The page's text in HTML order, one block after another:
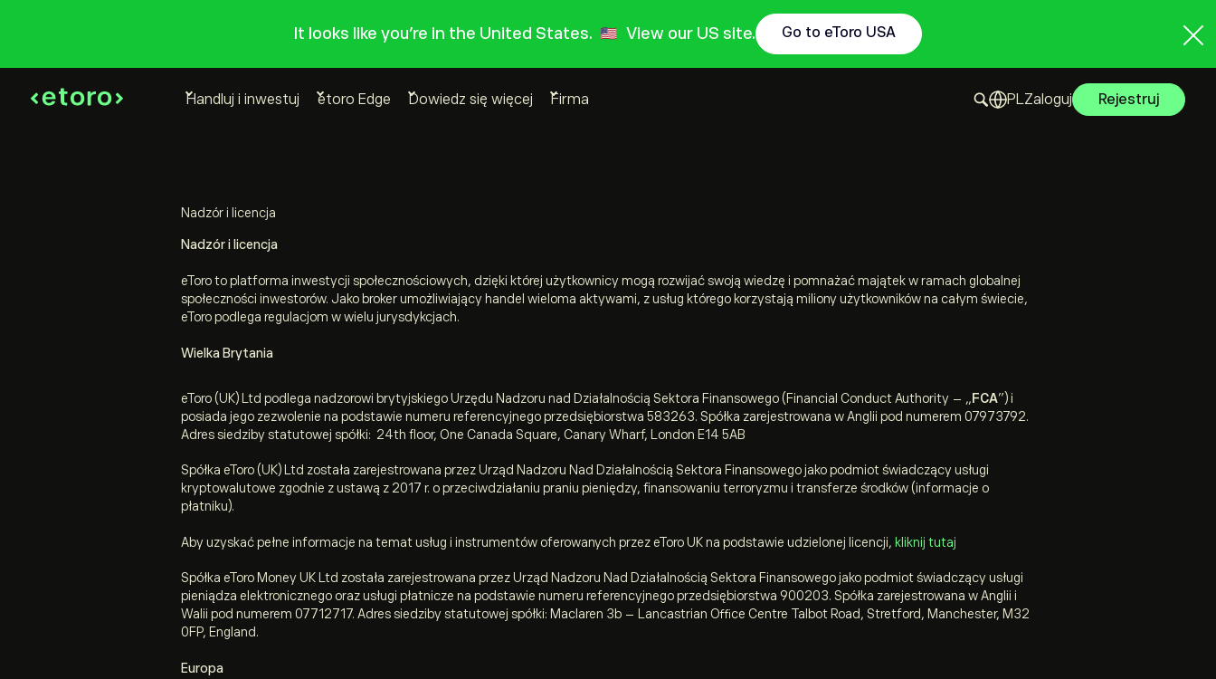
It looks like you're in the United States. View our US site. Go to eToro USA
Handluj i inwestuj etoro Edge Dowiedz się więcej Firma Zaloguj Rejestruj
Nadzór i licencja
Nadzór i licencja
eToro to platforma inwestycji społecznościowych, dzięki której użytkownicy mogą rozwijać swoją wiedzę i pomnażać majątek w ramach globalnej
społeczności inwestorów. Jako broker umożliwiający handel wieloma aktywami, z usług którego korzystają miliony użytkowników na całym świecie,
eToro podlega regulacjom w wielu jurysdykcjach.
Wielka Brytania
eToro (UK) Ltd podlega nadzorowi brytyjskiego Urzędu Nadzoru nad Działalnością Sektora Finansowego (Financial Conduct Authority – „FCA”) i
posiada jego zezwolenie na podstawie numeru referencyjnego przedsiębiorstwa 583263. Spółka zarejestrowana w Anglii pod numerem 07973792.
Adres siedziby statutowej spółki: 24th floor, One Canada Square, Canary Wharf, London E14 5AB
Spółka eToro (UK) Ltd została zarejestrowana przez Urząd Nadzoru Nad Działalnością Sektora Finansowego jako podmiot świadczący usługi
kryptowalutowe zgodnie z ustawą z 2017 r. o przeciwdziałaniu praniu pieniędzy, finansowaniu terroryzmu i transferze środków (informacje o
płatniku).
Aby uzyskać pełne informacje na temat usług i instrumentów oferowanych przez eToro UK na podstawie udzielonej licencji, kliknij tutaj
Spółka eToro Money UK Ltd została zarejestrowana przez Urząd Nadzoru Nad Działalnością Sektora Finansowego jako podmiot świadczący usługi
pieniądza elektronicznego oraz usługi płatnicze na podstawie numeru referencyjnego przedsiębiorstwa 900203. Spółka zarejestrowana w Anglii i
Walii pod numerem 07712717. Adres siedziby statutowej spółki: Maclaren 3b – Lancastrian Office Centre Talbot Road, Stretford, Manchester, M32
0FP, England.
Europa